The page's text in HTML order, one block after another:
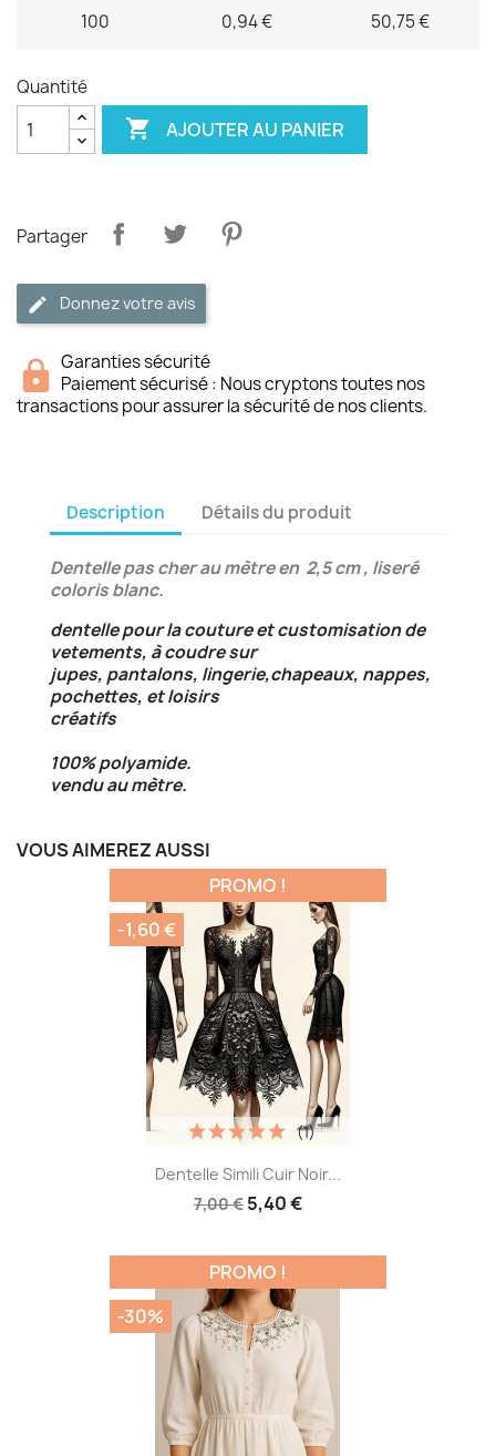
100 0,94 € 50,75 €
Quantité
 AJOUTER AU PANIER
Partager
Donnez votre avis
Garanties sécurité
Paiement sécurisé : Nous cryptons toutes nos
transactions pour assurer la sécurité de nos clients.
Description Détails du produit
Dentelle pas cher au mètre en 2,5 cm , liseré
coloris blanc.
dentelle pour la couture et customisation de
vetements, à coudre sur
jupes, pantalons, lingerie,chapeaux, nappes,
pochettes, et loisirs
créatifs
100% polyamide.
vendu au mètre.
VOUS AIMEREZ AUSSI
Dentelle Simili Cuir Noir...
7,00 € 5,40 €
(1)
PROMO !
-1,60 €
PROMO !
-30%